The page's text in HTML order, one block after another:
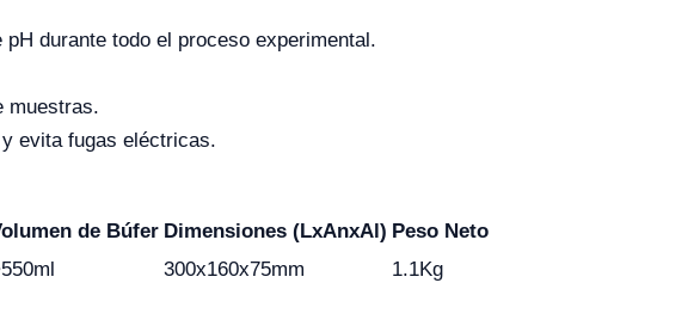
durante todo el proceso experimental.
muestras.
evita fugas eléctricas.
de Búfer Dimensiones (LxAnxAl) Peso Neto
300x160x75mm 1.1Kg